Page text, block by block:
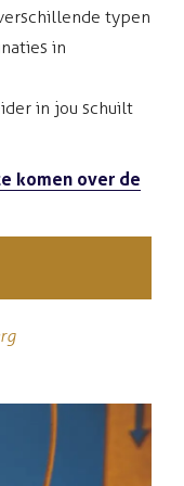
typen
in
in jou schuilt
komen over de